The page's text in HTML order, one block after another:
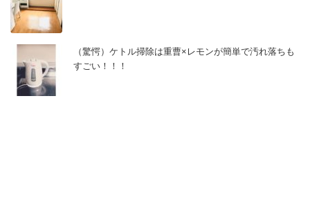
（驚愕）ケトル掃除は重曹×レモンが簡単で汚れ落ちも
すごい！！！